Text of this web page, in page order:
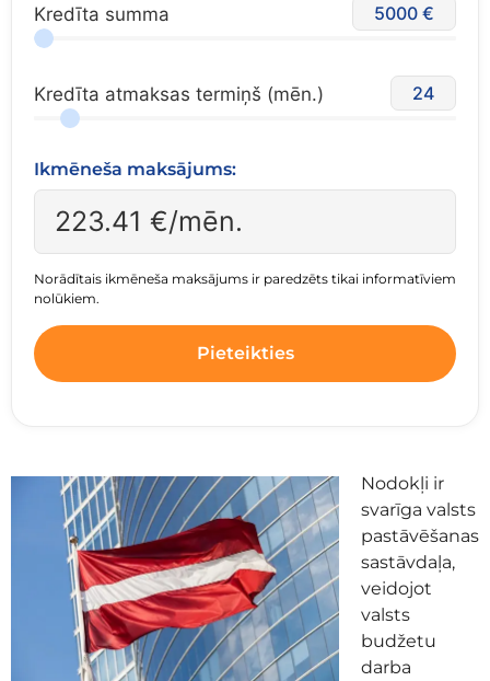
Kredīta summa 5000
Kredīta atmaksas termiņš (mēn.) 24
Ikmēneša maksājums:
223.41 €/mēn.
Norādītais ikmēneša maksājums ir paredzēts tikai informatīviem
nolūkiem.
Pieteikties
Nodokļi ir
svarīga valsts
pastāvēšanas
sastāvdaļa,
veidojot
valsts
budžetu
darba